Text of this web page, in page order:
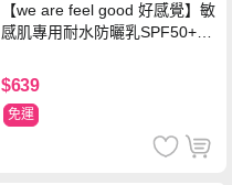
【we are feel good 好感覺】敏
感肌專用耐水防曬乳SPF50+ 7
$639
免運